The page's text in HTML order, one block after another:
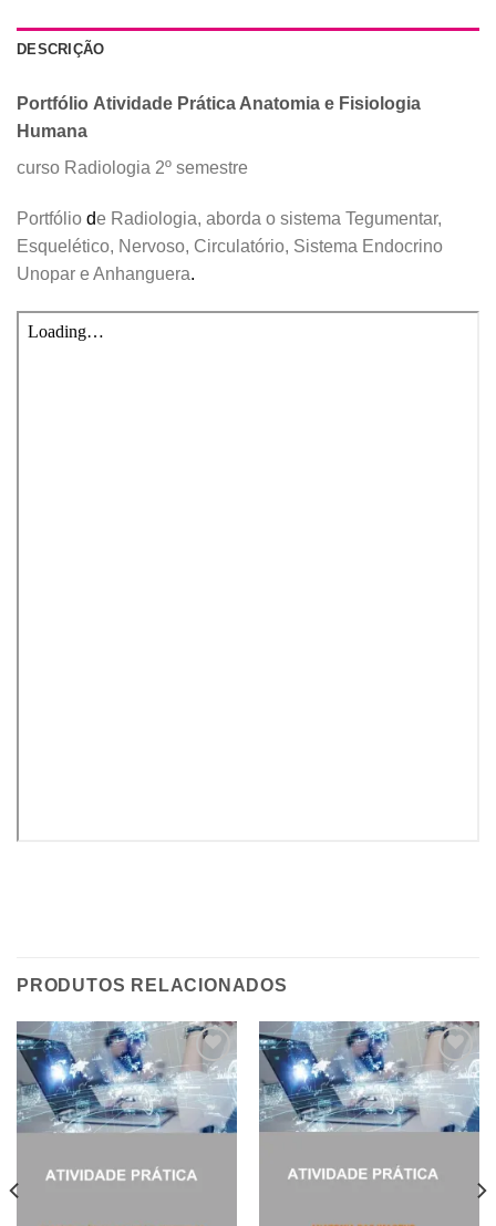
DESCRIÇÃO
Portfólio Atividade Prática Anatomia e Fisiologia
Humana
curso Radiologia 2º semestre
Portfólio de Radiologia, aborda o sistema Tegumentar,
Esquelético, Nervoso, Circulatório, Sistema Endocrino
Unopar e Anhanguera.
PRODUTOS RELACIONADOS
Add to
wishlist
Add to
wishlist